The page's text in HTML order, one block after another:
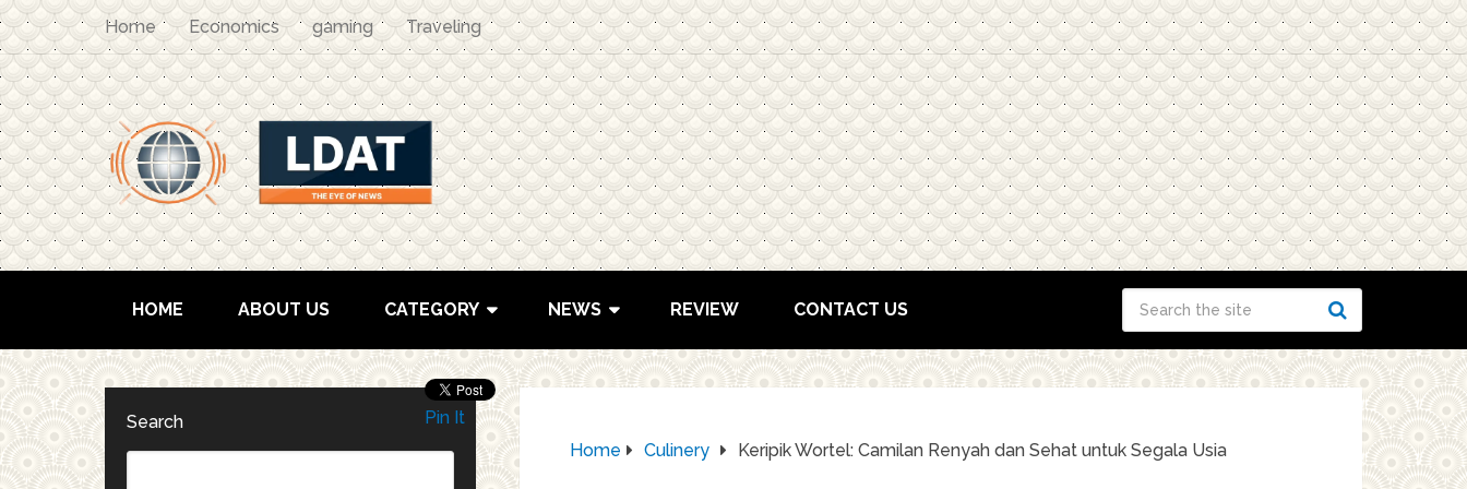
Home Economics gaming Traveling
HOME ABOUT US CATEGORY NEWS REVIEW CONTACT US
Home Culinery Keripik Wortel: Camilan Renyah dan Sehat untuk Segala Usia
Pin It
Search